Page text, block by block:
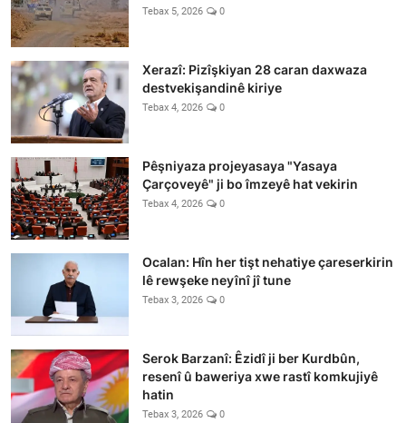
Tebax 5, 2026 0
Xerazî: Pizîşkiyan 28 caran daxwaza
destvekişandinê kiriye
Tebax 4, 2026 0
Pêşniyaza projeyasaya "Yasaya
Çarçoveyê" ji bo îmzeyê hat vekirin
Tebax 4, 2026 0
Ocalan: Hîn her tişt nehatiye çareserkirin
lê rewşeke neyînî jî tune
Tebax 3, 2026 0
Serok Barzanî: Êzidî ji ber Kurdbûn,
resenî û baweriya xwe rastî komkujiyê
hatin
Tebax 3, 2026 0